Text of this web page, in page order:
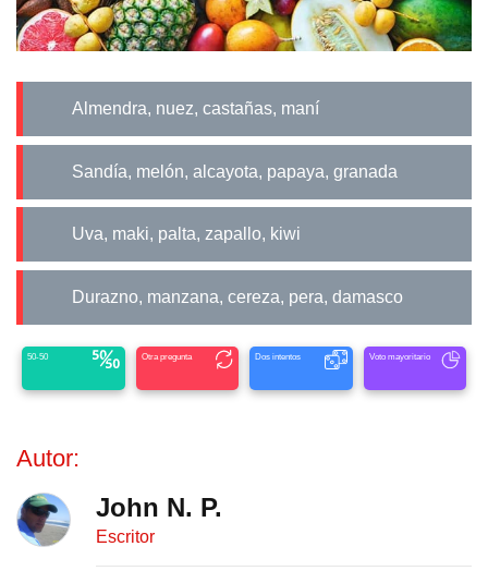
Almendra, nuez, castañas, maní
Sandía, melón, alcayota, papaya, granada
Uva, maki, palta, zapallo, kiwi
Durazno, manzana, cereza, pera, damasco
50-50 Otra pregunta Dos intentos Voto mayoritario
Autor:
John N. P.
Escritor